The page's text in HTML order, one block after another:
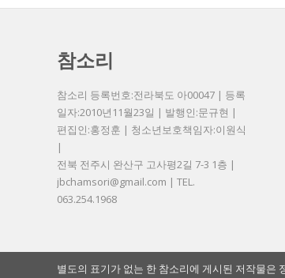
참소리
참소리 등록번호:전라북도 아00047 | 등록
일자:2010년11월23일 | 발행인:문규현 |
편집인:홍정훈 | 청소년보호책임자:이원식
|
전북 전주시 완산구 고사평2길 7-3 1층 |
jbchamsori@gmail.com | TEL.
063.254.1968
별도의 표기가 없는 한 참소리에 게시된 저작물은